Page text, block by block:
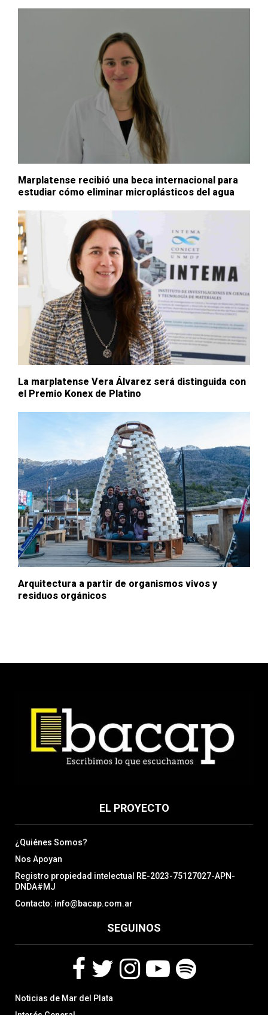
Marplatense recibió una beca internacional para
estudiar cómo eliminar microplásticos del agua
La marplatense Vera Álvarez será distinguida con
el Premio Konex de Platino
Arquitectura a partir de organismos vivos y
residuos orgánicos
EL PROYECTO
¿Quiénes Somos?
Nos Apoyan
Registro propiedad intelectual RE-2023-75127027-APN-
DNDA#MJ
Contacto: info@bacap.com.ar
SEGUINOS
a
c
w
Noticias de Mar del Plata